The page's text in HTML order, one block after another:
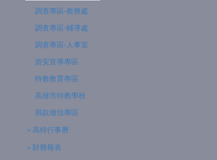
調查專區-教務處
調查專區-輔導處
調查專區-人事室
資安宣導專區
特教教育專區
高雄市特教學校
捐款徵信專區
＞高特行事曆
＞財務報表